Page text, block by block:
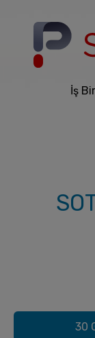
İş
30